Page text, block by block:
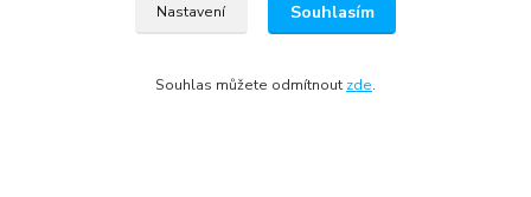
Nastavení Souhlasím
Souhlas můžete odmítnout zde.